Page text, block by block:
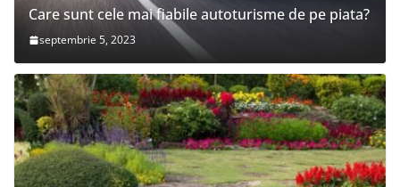
Care sunt cele mai fiabile autoturisme de pe piata?
septembrie 5, 2023